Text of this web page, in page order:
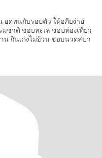
อดทนกับรอบตัว ให้อภียง่าย
ชาติ ชอบทะเล ชอบท่องเที่ยว
น กินเก่งไม่อ้วน ชอบนวดสปา